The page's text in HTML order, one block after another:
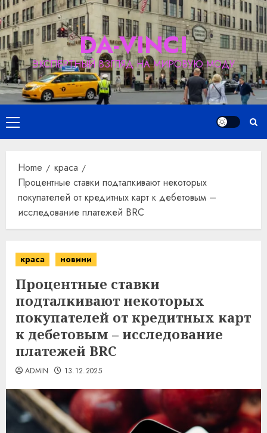
Skip
to
content
DA-VINCI
ЭКСПЕРТНЫЙ ВЗГЛЯД НА МИРОВУЮ МОДУ
Primary
Menu
Home
краса
Процентные ставки подталкивают некоторых
покупателей от кредитных карт к дебетовым –
исследование платежей BRC
краса новини
Процентные ставки
подталкивают некоторых
покупателей от кредитных карт
к дебетовым – исследование
платежей BRC
ADMIN 13.12.2025